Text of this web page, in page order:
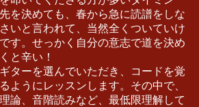
を決めても、春から急に読譜をしな
いと言われて、当然全くついていけ
す。せっかく自分の意志で道を決め
と辛い！
ターを選んでいただき、コードを覚
ようにレッスンします。その中で、
論、音階読みなど、最低限理解して